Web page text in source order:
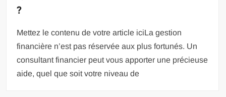
?
Mettez le contenu de votre article iciLa gestion
financière n’est pas réservée aux plus fortunés. Un
consultant financier peut vous apporter une précieuse
aide, quel que soit votre niveau de